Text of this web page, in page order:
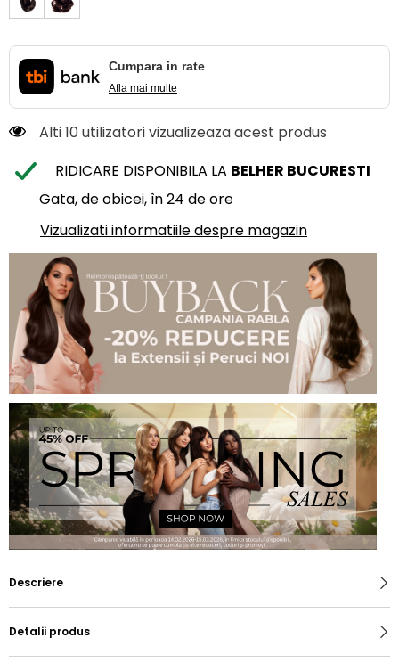
Cumpara in rate.
Afla mai multe
Alti 10 utilizatori vizualizeaza acest produs
RIDICARE DISPONIBILA LA BELHER BUCURESTI
Gata, de obicei, în 24 de ore
Vizualizati informatiile despre magazin
Descriere
Detalii produs